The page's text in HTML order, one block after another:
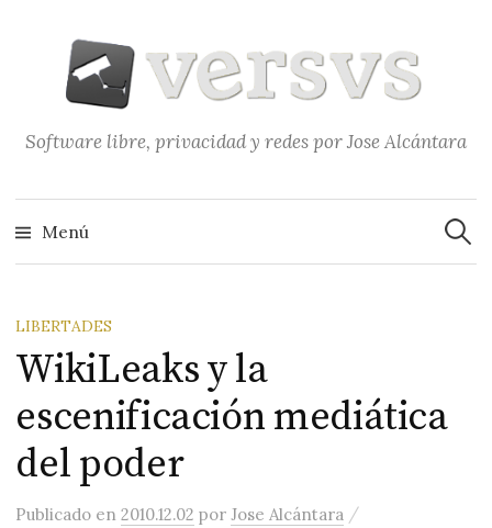
contenido
Software libre, privacidad y redes por Jose Alcántara
Menú
LIBERTADES
WikiLeaks y la
escenificación mediática
del poder
Publicado en2010.12.02 porJose Alcántara /